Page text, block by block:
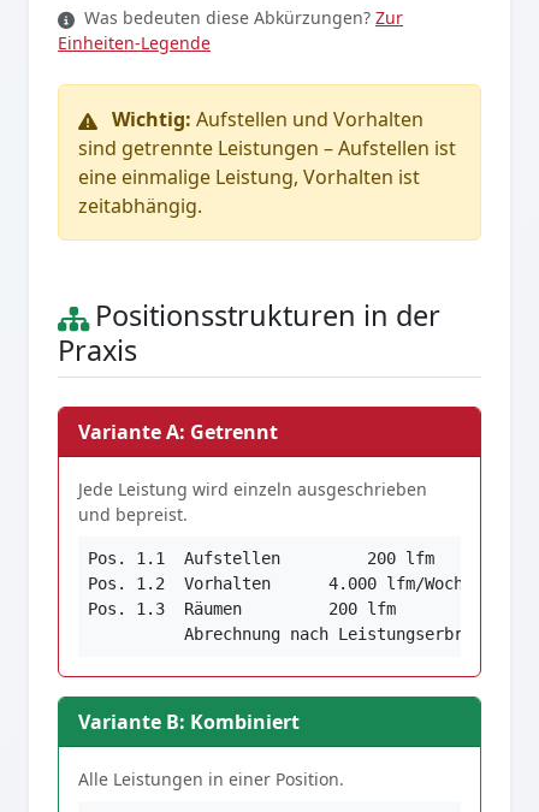
Was bedeuten diese Abkürzungen? Zur
Einheiten-Legende
Wichtig: Aufstellen und Vorhalten
sind getrennte Leistungen – Aufstellen ist
eine einmalige Leistung, Vorhalten ist
zeitabhängig.
Positionsstrukturen in der
Praxis
Variante A: Getrennt
Jede Leistung wird einzeln ausgeschrieben
und bepreist.
Pos. 1.1  Aufstellen         200 lfm
Pos. 1.2  Vorhalten      4.000 lfm/Woche
Pos. 1.3  Räumen         200 lfm
          Abrechnung nach Leistungserbringung
Variante B: Kombiniert
Alle Leistungen in einer Position.